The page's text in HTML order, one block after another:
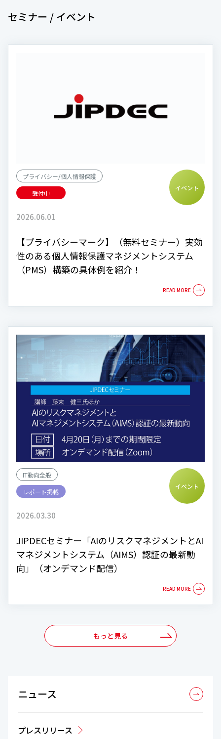
セミナー / イベント
プライバシー/個人情報保護
受付中
イベント
2026.06.01
【プライバシーマーク】（無料セミナー）実効
性のある個人情報保護マネジメントシステム
（PMS）構築の具体例を紹介！
IT動向全般
レポート掲載
イベント
2026.03.30
JIPDECセミナー「AIのリスクマネジメントとAI
マネジメントシステム（AIMS）認証の最新動
向」（オンデマンド配信）
もっと見る
ニュース
プレスリリース